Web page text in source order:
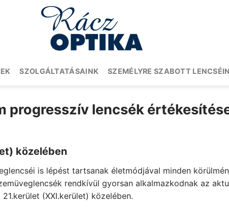
SZOLGÁLTATÁSAINK SZEMÉLYRE SZABOTT
progresszív lencsék
közelében
is lépést tartsanak életmódjával minden
rendkívül gyorsan alkalmazkodnak az
(XXI.kerület) közelében.